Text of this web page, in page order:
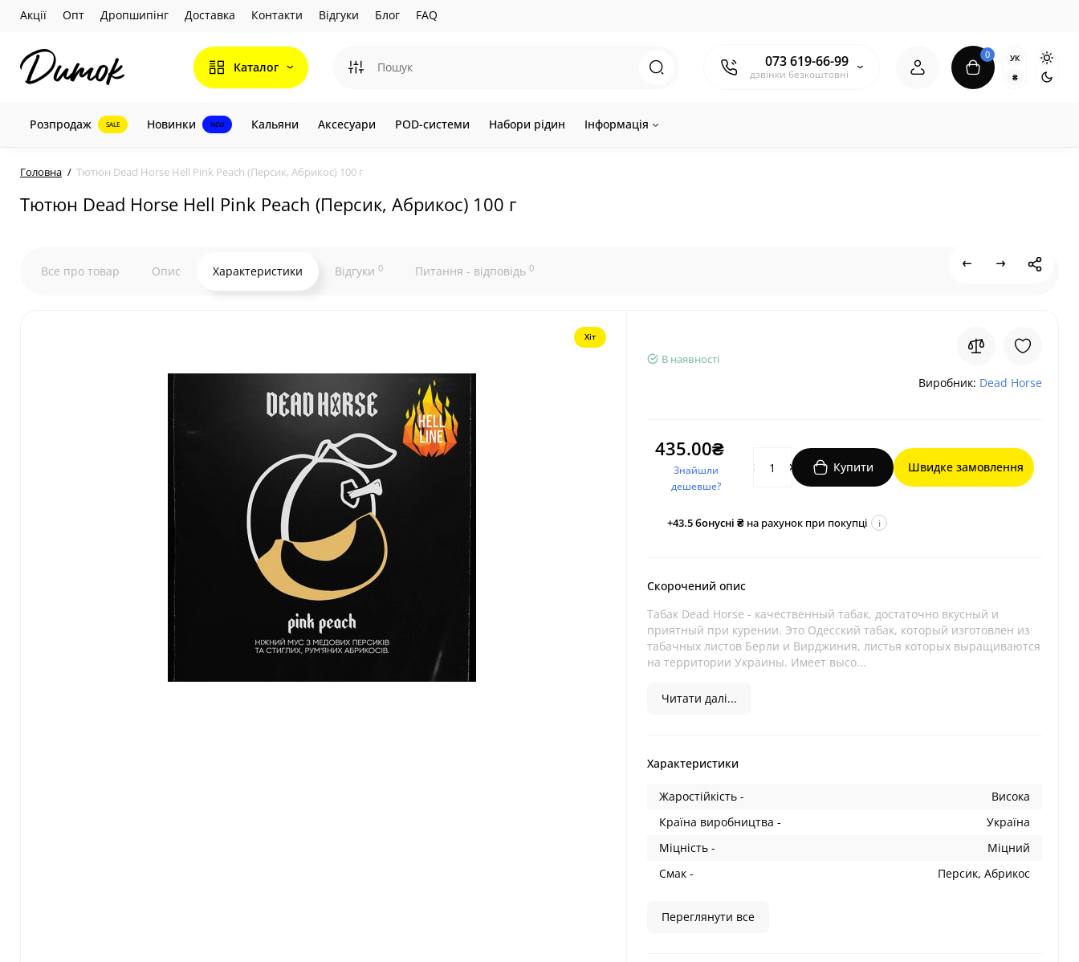
Акції Опт Дропшипінг Доставка Контакти Відгуки Блог FAQ
Каталог 073 619-66-99
дзвінки безкоштовні
0
УК
₴
Розпродаж SALE Новинки NEW Кальяни Аксесуари POD-системи Набори рідин Інформація
Головна Тютюн Dead Horse Hell Pink Peach (Персик, Абрикос) 100 г
Тютюн Dead Horse Hell Pink Peach (Персик, Абрикос) 100 г
Все про товар Опис Характеристики Відгуки 0 Питання - відповідь 0
Хіт
В наявності
Виробник: Dead Horse
435.00₴
Знайшли
дешевше?
Купити Швидке замовлення
+43.5бонусні ₴ на рахунок при покупці i
Скорочений опис
Табак Dead Horse - качественный табак, достаточно вкусный и
приятный при курении. Это Одесский табак, который изготовлен из
табачных листов Берли и Вирджиния, листья которых выращиваются
на территории Украины. Имеет высо...
Читати далі...
Характеристики
Жаростійкість -
Висока
Країна виробництва -
Україна
Міцність -
Міцний
Смак -
Персик, Абрикос
Переглянути все